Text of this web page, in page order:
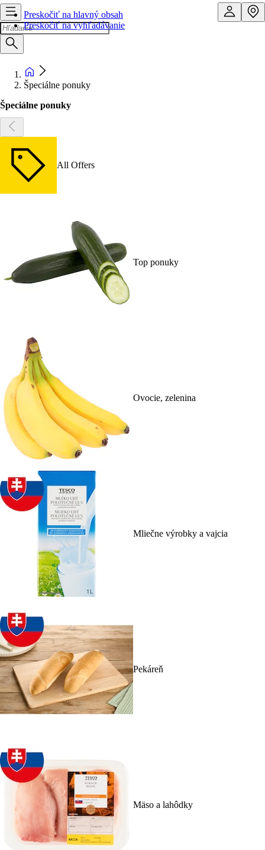
Preskočiť na hlavný obsah
Preskočiť na vyhľadávanie
Špeciálne ponuky
Špeciálne ponuky
All Offers
Top ponuky
Ovocie, zelenina
Mliečne výrobky a vajcia
Pekáreň
Mäso a lahôdky